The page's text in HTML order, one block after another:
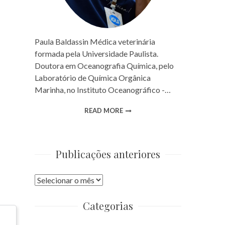
Paula Baldassin Médica veterinária
formada pela Universidade Paulista.
Doutora em Oceanografia Química, pelo
Laboratório de Química Orgânica
Marinha, no Instituto Oceanográfico -…
READ MORE
Publicações anteriores
Publicações
Categorias